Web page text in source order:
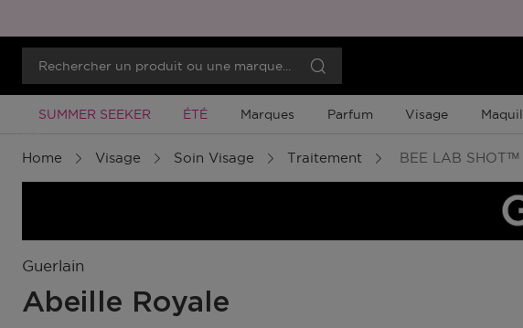
Promotion À Durée Limitée
SUMMER SEEKER Promotion À Durée Limitée
ÉTÉ Marques Parfum Visage
Home Visage Soin Visage Traitement BEE LAB SHOTᵀᴹ
Guerlain
Abeille Royale